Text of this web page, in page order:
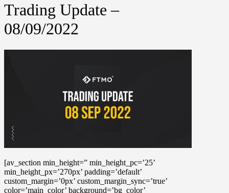
Trading Update –
08/09/2022
[av_section min_height=” min_height_pc=’25’
min_height_px=’270px’ padding=’default’
custom_margin=’0px’ custom_margin_sync=’true’
color=’main_color’ background=’bg_color’